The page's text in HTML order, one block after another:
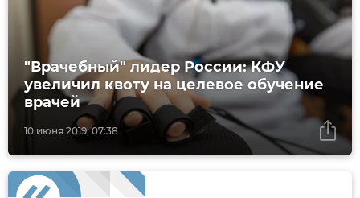
10 июня 2019, 07:38
"Врачебный" лидер России: КФУ
увеличил квоту на целевое обучение
врачей